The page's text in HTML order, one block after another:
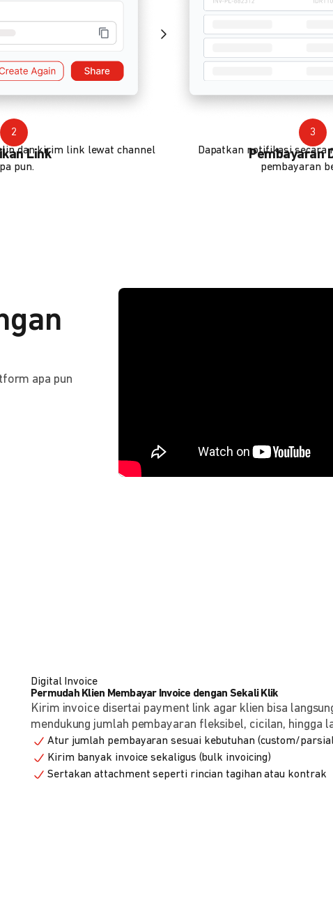
2
Link
dan kirim link lewat channel
pun.
3
Pembayaran
Dapatkan notifikasi
pembayaran
apa pun
Digital Invoice
Permudah Klien Membayar Invoice dengan Sekali Klik
Kirim invoice disertai payment link agar klien bisa
mendukung jumlah pembayaran fleksibel, cicilan, hingga
Atur jumlah pembayaran sesuai kebutuhan (custom/
Kirim banyak invoice sekaligus (bulk invoicing)
Sertakan attachment seperti rincian tagihan atau kontrak